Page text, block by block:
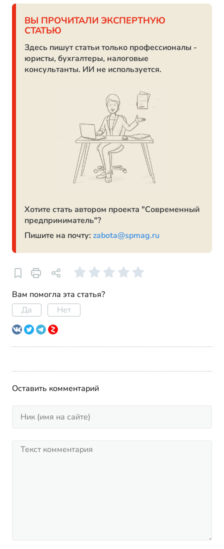
ВЫ ПРОЧИТАЛИ ЭКСПЕРТНУЮ
СТАТЬЮ
Здесь пишут статьи только профессионалы -
юристы, бухгалтеры, налоговые
консультанты. ИИ не используется.
Хотите стать автором проекта "Современный
предприниматель"?
Пишите на почту: zabota@spmag.ru
Вам помогла эта статья?
Да
Нет
Оставить комментарий